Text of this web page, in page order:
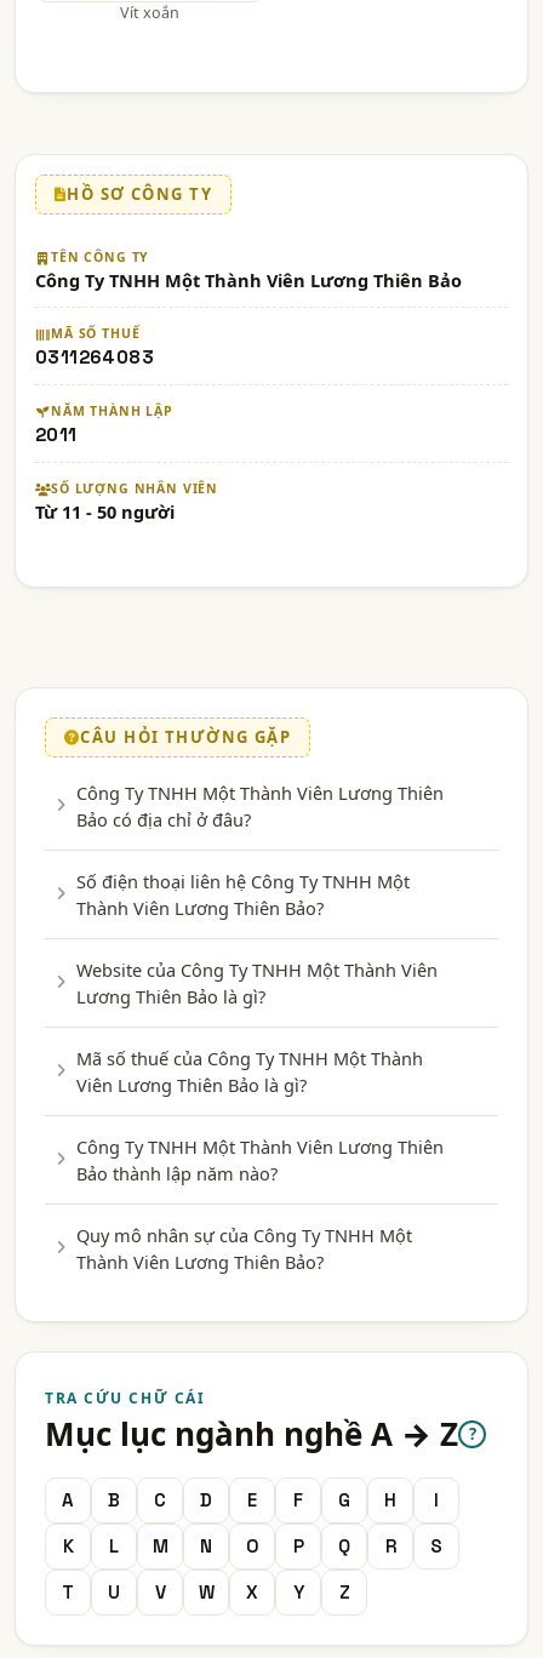
Vít xoắn
HỒ SƠ CÔNG TY
TÊN CÔNG TY
Công Ty TNHH Một Thành Viên Lương Thiên Bảo
MÃ SỐ THUẾ
0311264083
NĂM THÀNH LẬP
2011
SỐ LƯỢNG NHÂN VIÊN
Từ 11 - 50 người
CÂU HỎI THƯỜNG GẶP
Công Ty TNHH Một Thành Viên Lương Thiên
Bảo có địa chỉ ở đâu?
Số điện thoại liên hệ Công Ty TNHH Một
Thành Viên Lương Thiên Bảo?
Website của Công Ty TNHH Một Thành Viên
Lương Thiên Bảo là gì?
Mã số thuế của Công Ty TNHH Một Thành
Viên Lương Thiên Bảo là gì?
Công Ty TNHH Một Thành Viên Lương Thiên
Bảo thành lập năm nào?
Quy mô nhân sự của Công Ty TNHH Một
Thành Viên Lương Thiên Bảo?
TRA CỨU CHỮ CÁI
Mục lục ngành nghề A → Z ?
A B C D E F G H
I
K
L M N O P Q R
S
T
U V W X Y Z